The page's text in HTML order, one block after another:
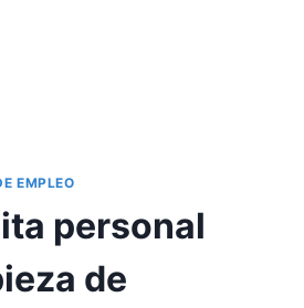
EMPLEO
personal
de